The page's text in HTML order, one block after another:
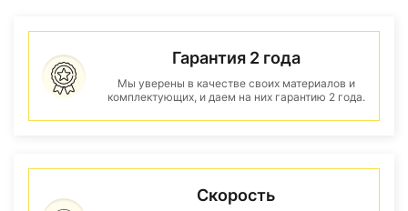
Гарантия 2 года
Мы уверены в качестве своих материалов и
комплектующих, и даем на них гарантию 2 года.
Скорость